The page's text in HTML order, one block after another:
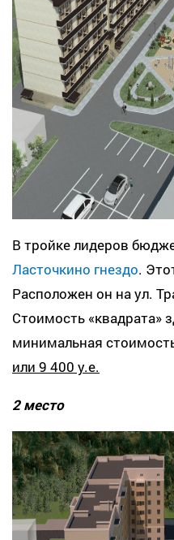
В тройке лидеров
Ласточкино гнездо.
Расположен он на ул.
Стоимость «квадрата»
минимальная
или 9 400 у.е.
2 место